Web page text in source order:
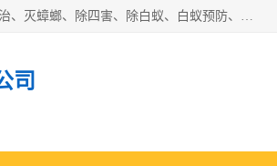
广西亿之豪有害生物防治服务有限公司是一家白蚁防治公司；提供南宁地区的白蚁防治、灭蟑螂、除四害、除白蚁、白蚁预防、消毒等服务，广西亿之豪有害生物防治服务有限公司专业灭蟑螂,灭鼠,除四害,服务上门,安全环保,售后保障,一次消杀，竭诚为您服务.
司